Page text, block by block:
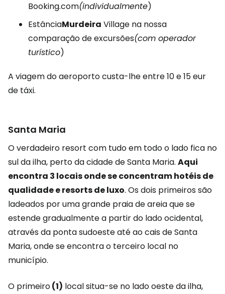
Booking.com(individualmente)
EstânciaMurdeira Village na nossa
comparação de excursões(com operador
turístico)
A viagem do aeroporto custa-lhe entre 10 e 15 eur
de táxi.
Santa Maria
O verdadeiro resort com tudo em todo o lado fica no
sul da ilha, perto da cidade de Santa Maria. Aqui
encontra 3 locais onde se concentram hotéis de
qualidade e resorts de luxo. Os dois primeiros são
ladeados por uma grande praia de areia que se
estende gradualmente a partir do lado ocidental,
através da ponta sudoeste até ao cais de Santa
Maria, onde se encontra o terceiro local no
município.
O primeiro(1) local situa-se no lado oeste da ilha,